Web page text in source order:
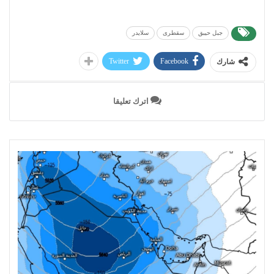
جبل حيبق سقطرى سلايدر
شارك Facebook
Twitter
اترك تعليقا